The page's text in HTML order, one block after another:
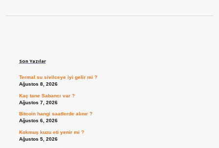
Son Yazılar
Termal su sivilceye iyi gelir mi ?
Ağustos 8, 2026
Kaç tane Sabancı var ?
Ağustos 7, 2026
Bitcoin hangi saatlerde alınır ?
Ağustos 6, 2026
Kokmuş kuzu eti yenir mi ?
Ağustos 5, 2026